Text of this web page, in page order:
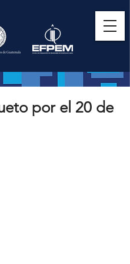
por el 20 de